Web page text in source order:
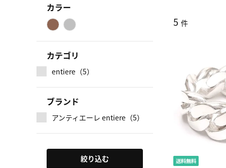
カラー
カテゴリ
entiere（5）
ブランド
アンティエーレ entiere（5）
絞り込む
5 件